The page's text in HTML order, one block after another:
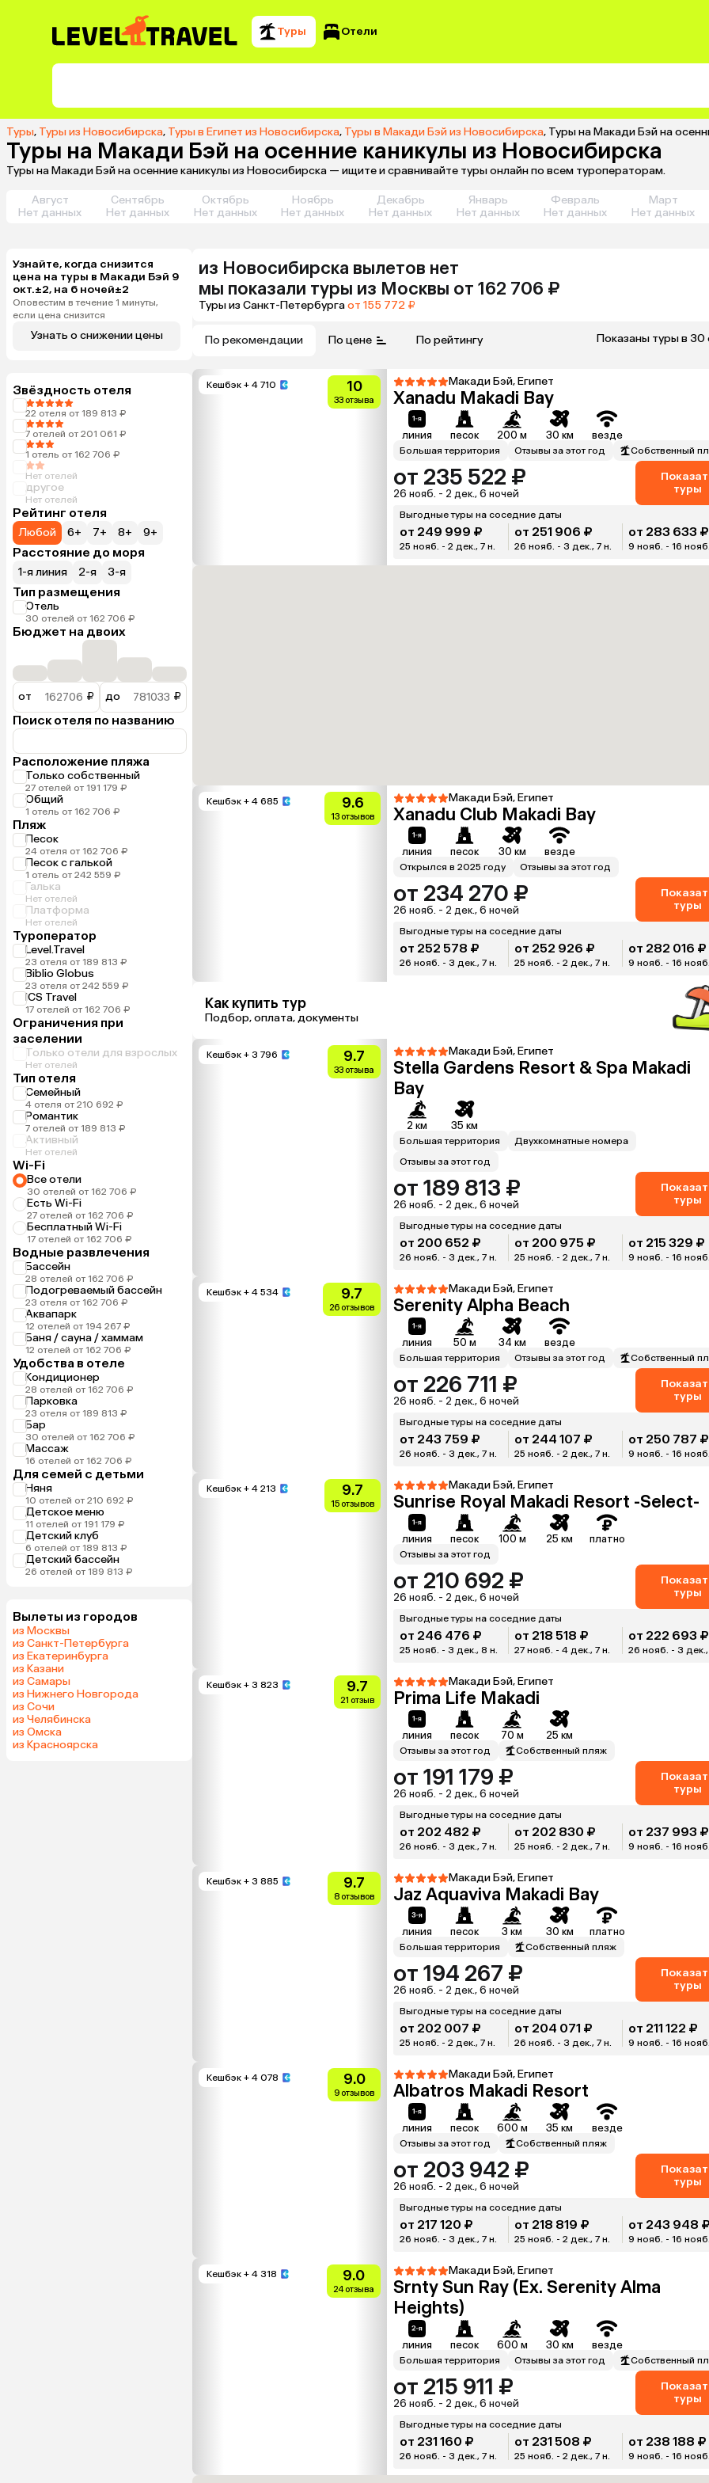
Туры Отели
Туры, Туры из Новосибирска, Туры в Египет из Новосибирска, Туры в Макади Бэй из Новосибирска, Туры на Макади Бэй на
Туры на Макади Бэй на осенние каникулы из Новосибирска
Туры на Макади Бэй на осенние каникулы из Новосибирска — ищите и сравнивайте туры онлайн по всем туроператорам.
Август
Нет данных
Сентябрь
Нет данных
Октябрь
Нет данных
Ноябрь
Нет данных
Декабрь
Нет данных
Январь
Нет данных
Февраль
Нет данных
Март
Нет данных
Узнайте, когда снизится
цена на туры в Макади Бэй 9
окт.±2, на 6 ночей±2
Оповестим в течение 1 минуты,
если цена снизится
Узнать о снижении цены
Звёздность отеля
22 отеля от 189 813 ₽
7 отелей от 201 061 ₽
1 отель от 162 706 ₽
Нет отелей
другое
Нет отелей
Рейтинг отеля
Любой 6+ 7+ 8+ 9+
Расстояние до моря
1-я линия 2-я 3-я
Тип размещения
Отель
30 отелей от 162 706 ₽
Бюджет на двоих
от ₽ до ₽
Поиск отеля по названию
Расположение пляжа
Только собственный
27 отелей от 191 179 ₽
Общий
1 отель от 162 706 ₽
Пляж
Песок
24 отеля от 162 706 ₽
Песок с галькой
1 отель от 242 559 ₽
Галька
Нет отелей
Платформа
Нет отелей
Туроператор
Level.Travel
23 отеля от 189 813 ₽
Biblio Globus
23 отеля от 242 559 ₽
ICS Travel
17 отелей от 162 706 ₽
Ограничения при
заселении
Только отели для взрослых
Нет отелей
Тип отеля
Семейный
4 отеля от 210 692 ₽
Романтик
7 отелей от 189 813 ₽
Активный
Нет отелей
Wi-Fi
Все отели
30 отелей от 162 706 ₽
Есть Wi-Fi
27 отелей от 162 706 ₽
Бесплатный Wi-Fi
17 отелей от 162 706 ₽
Водные развлечения
Бассейн
28 отелей от 162 706 ₽
Подогреваемый бассейн
23 отеля от 162 706 ₽
Аквапарк
12 отелей от 194 267 ₽
Баня / сауна / хаммам
12 отелей от 162 706 ₽
Удобства в отеле
Кондиционер
28 отелей от 162 706 ₽
Парковка
23 отеля от 189 813 ₽
Бар
30 отелей от 162 706 ₽
Массаж
16 отелей от 162 706 ₽
Для семей с детьми
Няня
10 отелей от 210 692 ₽
Детское меню
11 отелей от 191 179 ₽
Детский клуб
6 отелей от 189 813 ₽
Детский бассейн
26 отелей от 189 813 ₽
Вылеты из городов
из Москвы
из Санкт-Петербурга
из Екатеринбурга
из Казани
из Самары
из Нижнего Новгорода
из Сочи
из Челябинска
из Омска
из Красноярска
из Новосибирска вылетов нет
мы показали туры из Москвы от 162 706 ₽
Туры из Санкт-Петербургаот 155 772 ₽
По рекомендации По цене По рейтингу Показаны туры в 30
Кешбэк + 4 710 10
33 отзыва
Макади Бэй, Египет
Xanadu Makadi Bay
линия песок 200 м 30 км везде
Большая территория Отзывы за этот год Собственный
от 235 522 ₽
26 нояб. - 2 дек., 6 ночей
туры
Выгодные туры на соседние даты
от 249 999 ₽
25 нояб. - 2 дек., 7 н.
от 251 906 ₽
26 нояб. - 3 дек., 7 н.
от 283 633 ₽
9 нояб. - 16
Кешбэк + 4 685 9.6
13 отзывов
Макади Бэй, Египет
Xanadu Club Makadi Bay
линия песок 30 км везде
Открылся в 2025 году Отзывы за этот год
от 234 270 ₽
26 нояб. - 2 дек., 6 ночей
туры
Выгодные туры на соседние даты
от 252 578 ₽
26 нояб. - 3 дек., 7 н.
от 252 926 ₽
25 нояб. - 2 дек., 7 н.
от 282 016 ₽
9 нояб. - 16
Как купить тур
Подбор, оплата, документы
Кешбэк + 3 796 9.7
33 отзыва
Макади Бэй, Египет
Stella Gardens Resort & Spa Makadi
Bay
2 км 35 км
Большая территория
Двухкомнатные номера
Отзывы за этот год
от 189 813 ₽
26 нояб. - 2 дек., 6 ночей
туры
Выгодные туры на соседние даты
от 200 652 ₽
26 нояб. - 3 дек., 7 н.
от 200 975 ₽
25 нояб. - 2 дек., 7 н.
от 215 329 ₽
9 нояб. - 16
Кешбэк + 4 534 9.7
26 отзывов
Макади Бэй, Египет
Serenity Alpha Beach
линия 50 м 34 км везде
Большая территория Отзывы за этот год Собственный
от 226 711 ₽
26 нояб. - 2 дек., 6 ночей
туры
Выгодные туры на соседние даты
от 243 759 ₽
26 нояб. - 3 дек., 7 н.
от 244 107 ₽
25 нояб. - 2 дек., 7 н.
от 250 787 ₽
9 нояб. - 16
Кешбэк + 4 213 9.7
15 отзывов
Макади Бэй, Египет
Sunrise Royal Makadi Resort -Select-
линия песок 100 м 25 км платно
Отзывы за этот год
от 210 692 ₽
26 нояб. - 2 дек., 6 ночей
туры
Выгодные туры на соседние даты
от 246 476 ₽
25 нояб. - 3 дек., 8 н.
от 218 518 ₽
27 нояб. - 4 дек., 7 н.
от 222 693 ₽
26 нояб. - 3 дек.,
Кешбэк + 3 823 9.7
21 отзыв
Макади Бэй, Египет
Prima Life Makadi
линия песок 70 м 25 км
Отзывы за этот год Собственный пляж
от 191 179 ₽
26 нояб. - 2 дек., 6 ночей
туры
Выгодные туры на соседние даты
от 202 482 ₽
26 нояб. - 3 дек., 7 н.
от 202 830 ₽
25 нояб. - 2 дек., 7 н.
от 237 993 ₽
9 нояб. - 16
Кешбэк + 3 885 9.7
8 отзывов
Макади Бэй, Египет
Jaz Aquaviva Makadi Bay
линия песок 3 км 30 км платно
Большая территория Собственный пляж
от 194 267 ₽
26 нояб. - 2 дек., 6 ночей
туры
Выгодные туры на соседние даты
от 202 007 ₽
25 нояб. - 2 дек., 7 н.
от 204 071 ₽
26 нояб. - 3 дек., 7 н.
от 211 122 ₽
9 нояб. - 16
Кешбэк + 4 078 9.0
9 отзывов
Макади Бэй, Египет
Albatros Makadi Resort
линия песок 600 м 35 км везде
Отзывы за этот год Собственный пляж
от 203 942 ₽
26 нояб. - 2 дек., 6 ночей
туры
Выгодные туры на соседние даты
от 217 120 ₽
26 нояб. - 3 дек., 7 н.
от 218 819 ₽
25 нояб. - 2 дек., 7 н.
от 243 948 ₽
9 нояб. - 16
Кешбэк + 4 318 9.0
24 отзыва
Макади Бэй, Египет
Srnty Sun Ray (Ex. Serenity Alma
Heights)
линия песок 600 м 30 км везде
Большая территория Отзывы за этот год Собственный
от 215 911 ₽
26 нояб. - 2 дек., 6 ночей
туры
Выгодные туры на соседние даты
от 231 160 ₽
26 нояб. - 3 дек., 7 н.
от 231 508 ₽
25 нояб. - 2 дек., 7 н.
от 238 188 ₽
9 нояб. - 16